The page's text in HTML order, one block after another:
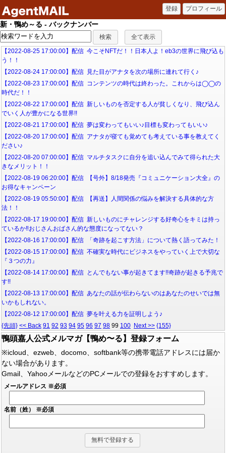
新・鴨め～る - バックナンバー
【2022-08-25 17:00:00】配信 今こそNFTだ！！日本人よ！eb3の世界に飛び込も
う！！
【2022-08-24 17:00:00】配信 見た目がアナタを次の場所に連れて行く♪
【2022-08-23 17:00:00】配信 コンテンツの時代は終わった。これからは◯◯の
時代だ！！
【2022-08-22 17:00:00】配信 新しいものを否定する人が貧しくなり、飛び込ん
でいく人が豊かになる世界!!
【2022-08-21 17:00:00】配信 夢は変わってもいい♪目標も変わってもいい♪
【2022-08-20 17:00:00】配信 アナタが寝ても覚めても考えている事を教えてく
ださい♪
【2022-08-20 07:00:00】配信 マルチタスクに自分を追い込んでみて得られた大
きなメリット！！
【2022-08-19 06:20:00】配信 【号外】8/18発売『コミュニケーション大全』の
お得なキャンペーン
【2022-08-19 05:50:00】配信 【再送】人間関係の悩みを解決する具体的な方
法！！
【2022-08-17 19:00:00】配信 新しいものにチャレンジする好奇心をキミは持っ
ているか‼おじさんおばさん的な態度になってない？
【2022-08-16 17:00:00】配信 「奇跡を起こす方法」について熱く語ってみた！
【2022-08-15 17:00:00】配信 不確実な時代にビジネスをやっていく上で大切な
『３つの力』
【2022-08-14 17:00:00】配信 とんでもない事が起きてます!!奇跡が起きる予兆で
す!!
【2022-08-13 17:00:00】配信 あなたの話が伝わらないのはあなたのせいでは無
いかもしれない。
【2022-08-12 17:00:00】配信 夢を叶える力を証明しよう♪
{先頭} << Back 91 92 93 94 95 96 97 98 99 100 Next >> {155}
鴨頭嘉人公式メルマガ【鴨め〜る】登録フォーム
※icloud、ezweb、docomo、softbank等の携帯電話アドレスには届か
ない場合があります。
Gmail、YahooメールなどのPCメールでの登録をおすすめします。
メールアドレス ※必須
名前（姓） ※必須